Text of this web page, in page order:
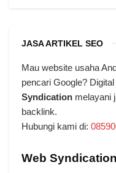
JASA ARTIKEL SEO
Mau website usaha
pencari Google?
Syndication melayani
backlink.
Hubungi kami di:
Web